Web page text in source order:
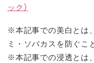
ック）
※本記事での美白とは
ミ・ソバカスを防ぐこ
※本記事での浸透とは